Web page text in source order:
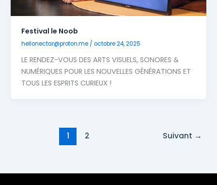
Festival le Noob
hellonectar@proton.me /octobre 24, 2025
LE RENDEZ-VOUS DES ARTS VISUELS, SONORES &
NUMÉRIQUES POUR LES NOUVELLES GÉNÉRATIONS ET
TOUS LES ESPRITS CURIEUX !
1 2 Suivant →